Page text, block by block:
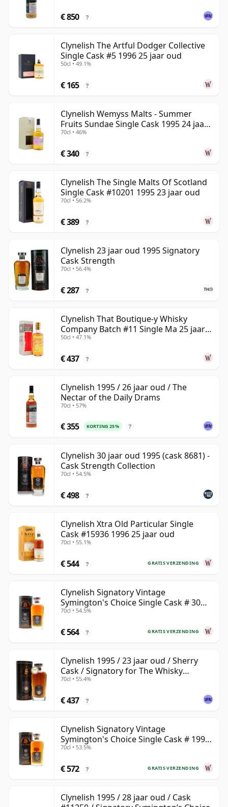
€ 850 ?
Clynelish The Artful Dodger Collective
Single Cask #5 1996 25 jaar oud
50cl • 49.1%
€ 165 ?
Clynelish Wemyss Malts - Summer
Fruits Sundae Single Cask 1995 24 jaar
oud
70cl • 46%
€ 340 ?
Clynelish The Single Malts Of Scotland
Single Cask #10201 1995 23 jaar oud
70cl • 56.2%
€ 389 ?
Clynelish 23 jaar oud 1995 Signatory
Cask Strength
70cl • 56.4%
€ 287 ?
Clynelish That Boutique-y Whisky
Company Batch #11 Single Ma 25 jaar
oud
50cl • 47.1%
€ 437 ?
Clynelish 1995 / 26 jaar oud / The
Nectar of the Daily Drams
70cl • 57%
€ 355 KORTING 25% ?
Clynelish 30 jaar oud 1995 (cask 8681) -
Cask Strength Collection
70cl • 54.5%
€ 498 ?
Clynelish Xtra Old Particular Single
Cask #15936 1996 25 jaar oud
70cl • 55.1%
GRATIS VERZENDING
€ 544 ?
Clynelish Signatory Vintage
Symington's Choice Single Cask # 30
jaar oud
70cl • 54.5%
GRATIS VERZENDING
€ 564 ?
Clynelish 1995 / 23 jaar oud / Sherry
Cask / Signatory for The Whisky
Exchange
70cl • 55.4%
€ 437 ?
Clynelish Signatory Vintage
Symington's Choice Single Cask # 1995
28 jaar oud
70cl • 53.5%
GRATIS VERZENDING
€ 572 ?
Clynelish 1995 / 28 jaar oud / Cask